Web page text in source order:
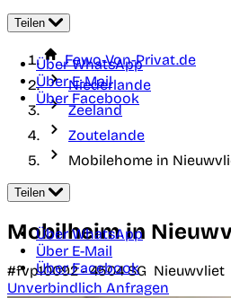
Teilen
Über WhatsApp
Über E-Mail
Über Facebook
Fewo-Von-Privat.de
Niederlande
Zeeland
Zoutelande
Mobilehome in
Teilen
Über WhatsApp
Über E-Mail
Über Facebook
Mobilheim in
#fvp10092 -4504 SG Nieuwvliet
Unverbindlich Anfragen